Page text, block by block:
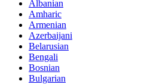
Albanian
Amharic
Armenian
Azerbaijani
Belarusian
Bengali
Bosnian
Bulgarian